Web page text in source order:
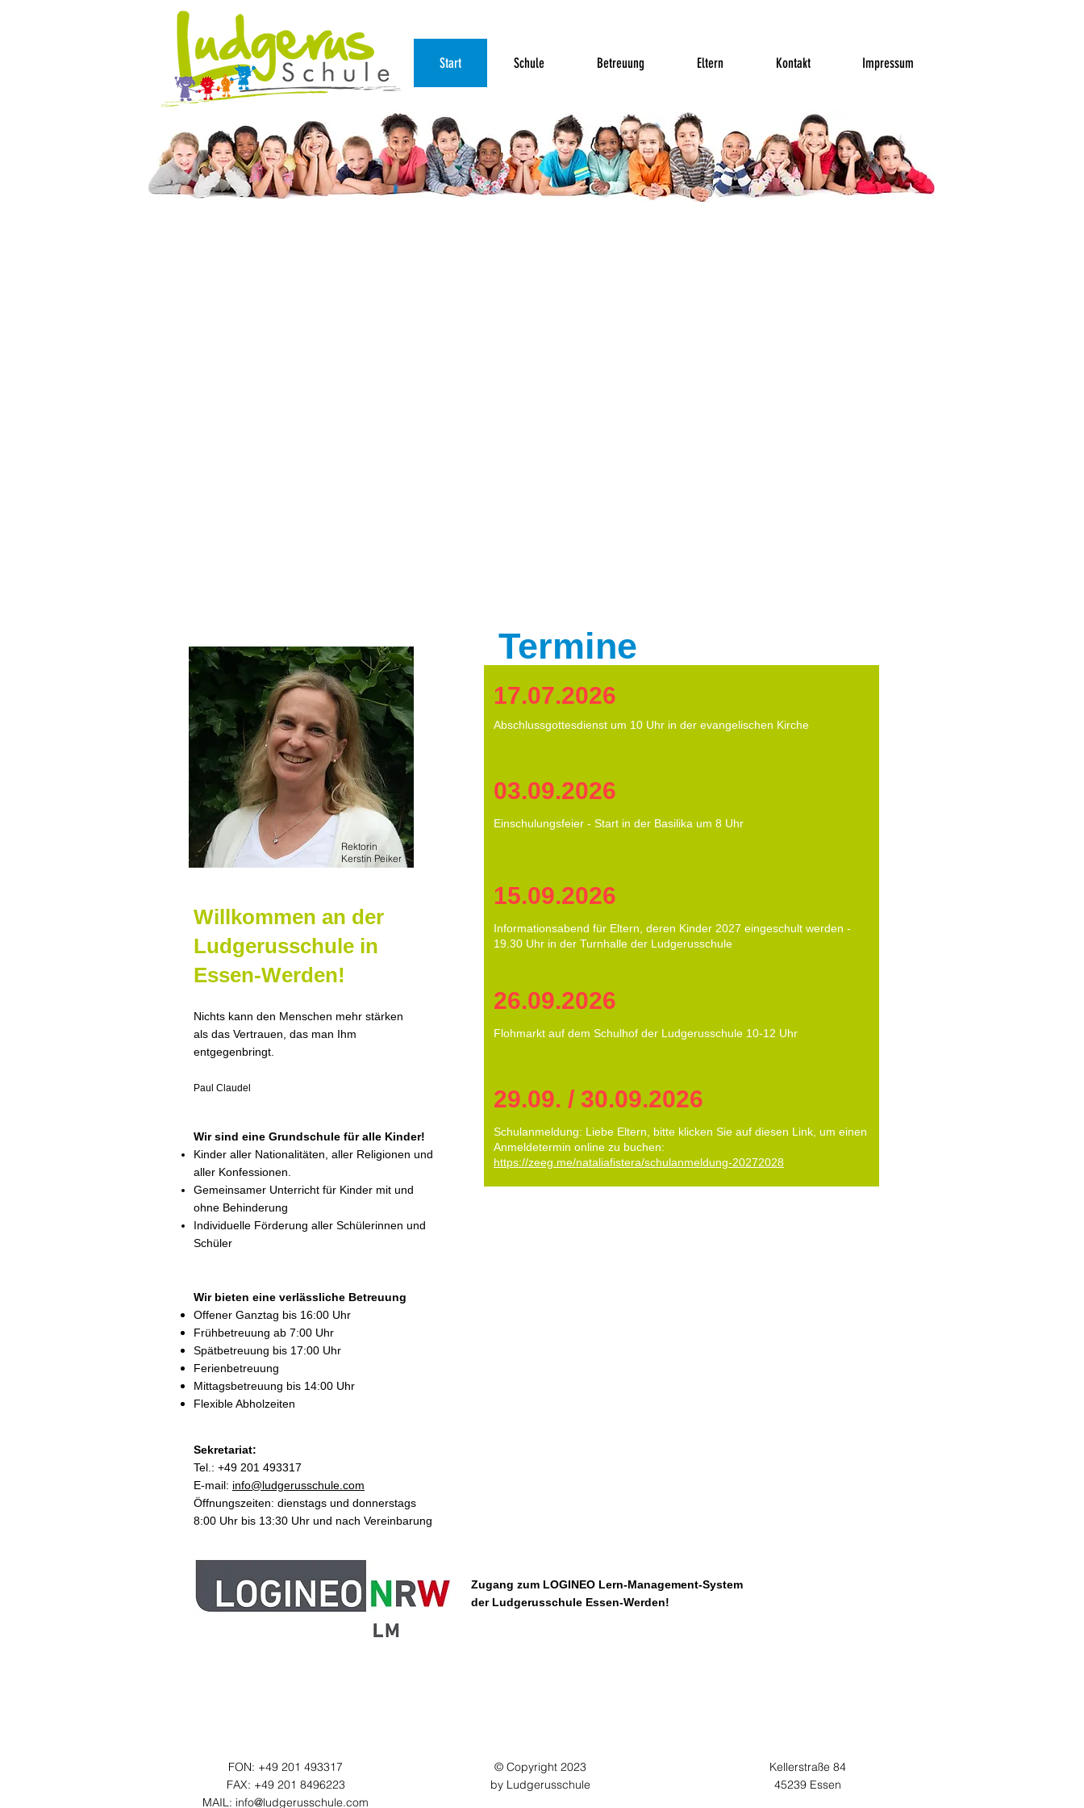
Start Schule Betreuung Eltern Kontakt Impressum
Rektorin
Kerstin Peiker
Willkommen an der
Ludgerusschule in
Essen-Werden!
Nichts kann den Menschen mehr stärken
als das Vertrauen, das man Ihm
entgegenbringt.
Paul Claudel
Wir sind eine Grundschule für alle Kinder!
Kinder aller Nationalitäten, aller Religionen und
aller Konfessionen.
Gemeinsamer Unterricht für Kinder mit und
ohne Behinderung
Individuelle Förderung aller Schülerinnen und
Schüler
Wir bieten eine verlässliche Betreuung
Offener Ganztag bis 16:00 Uhr
Frühbetreuung ab 7:00 Uhr
Spätbetreuung bis 17:00 Uhr
Ferienbetreuung
Mittagsbetreuung bis 14:00 Uhr
Flexible Abholzeiten
Sekretariat:
Tel.: +49 201 493317
E-mail: info@ludgerusschule.com
Öffnungszeiten: dienstags und donnerstags
8:00 Uhr bis 13:30 Uhr und nach Vereinbarung
Termine
17.07.2026
Abschlussgottesdienst um 10 Uhr in der evangelischen Kirche
03.09.2026
Einschulungsfeier - Start in der Basilika um 8 Uhr
15.09.2026
Informationsabend für Eltern, deren Kinder 2027 eingeschult werden -
19.30 Uhr in der Turnhalle der Ludgerusschule
26.09.2026
Flohmarkt auf dem Schulhof der Ludgerusschule 10-12 Uhr
​29.09. / 30.09.2026
​Schulanmeldung: Liebe Eltern, bitte klicken Sie auf diesen Link, um einen
Anmeldetermin online zu buchen:
https://zeeg.me/nataliafistera/schulanmeldung-20272028
Zugang zum LOGINEO Lern-Management-System
der Ludgerusschule Essen-Werden!
FON: +49 201 493317
FAX: +49 201 8496223
MAIL: info@ludgerusschule.com
© Copyright 2023
by Ludgerusschule
Kellerstraße 84
45239 Essen